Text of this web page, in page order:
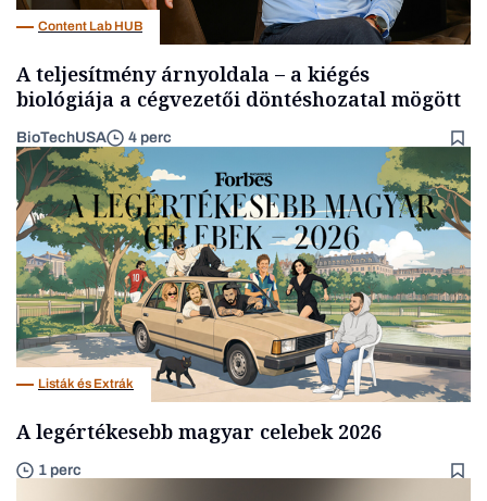
Content Lab HUB
A teljesítmény árnyoldala – a kiégés
biológiája a cégvezetői döntéshozatal mögött
BioTechUSA 4 perc
Listák és Extrák
A legértékesebb magyar celebek 2026
1 perc